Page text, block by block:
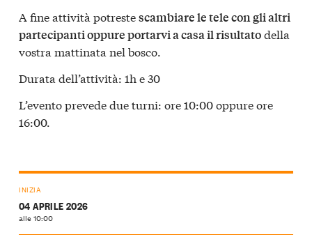
A fine attività potrestescambiare le tele con gli altri
partecipanti oppure portarvi a casa il risultatodella
vostra mattinata nel bosco.
Durata dell’attività: 1h e 30
L’evento prevede due turni: ore 10:00 oppure ore
16:00.
INIZIA
04 APRILE 2026
alle 10:00